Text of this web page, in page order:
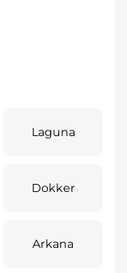
Laguna
Dokker
Arkana